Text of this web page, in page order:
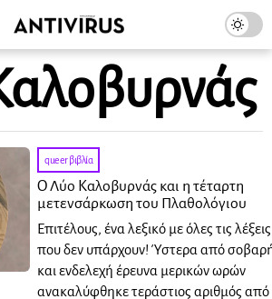
queer βιβλία
O Λύο Καλοβυρνάς και η τέταρτη
μετενσάρκωση του Πλαθολόγιου
Επιτέλους, ένα λεξικό με όλες τις λέξεις
που δεν υπάρχουν! Ύστερα από
και ενδελεχή έρευνα μερικών ωρών
ανακαλύφθηκε τεράστιος αριθμός από